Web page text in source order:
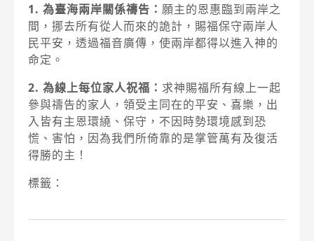
1. 為臺海兩岸關係禱告： 願主的恩惠臨到兩岸之
間，挪去所有從人而來的詭計，賜福保守兩岸人
民平安，透過福音廣傳，使兩岸都得以進入神的
命定。
2. 為線上每位家人祝福： 求神賜福所有線上一起
參與禱告的家人，領受主同在的平安、喜樂，出
入皆有主恩環繞、保守，不因時勢環境感到恐
慌、害怕，因為我們所倚靠的是掌管萬有及復活
得勝的主！
標籤：